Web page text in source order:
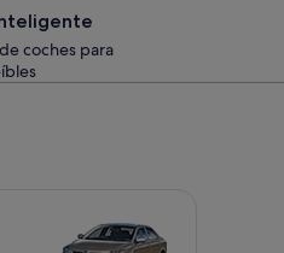
coches para